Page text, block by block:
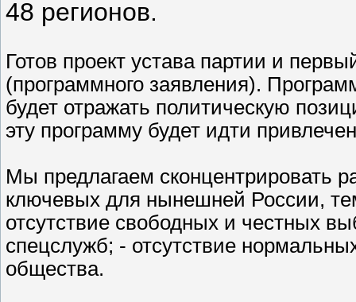
48 регионов.
Готов проект устава партии и
(программного заявления).
будет отражать политическую
эту программу будет идти
Мы предлагаем сконцентрировать
ключевых для нынешней России,
отсутствие свободных и честных
спецслужб; - отсутствие
общества.